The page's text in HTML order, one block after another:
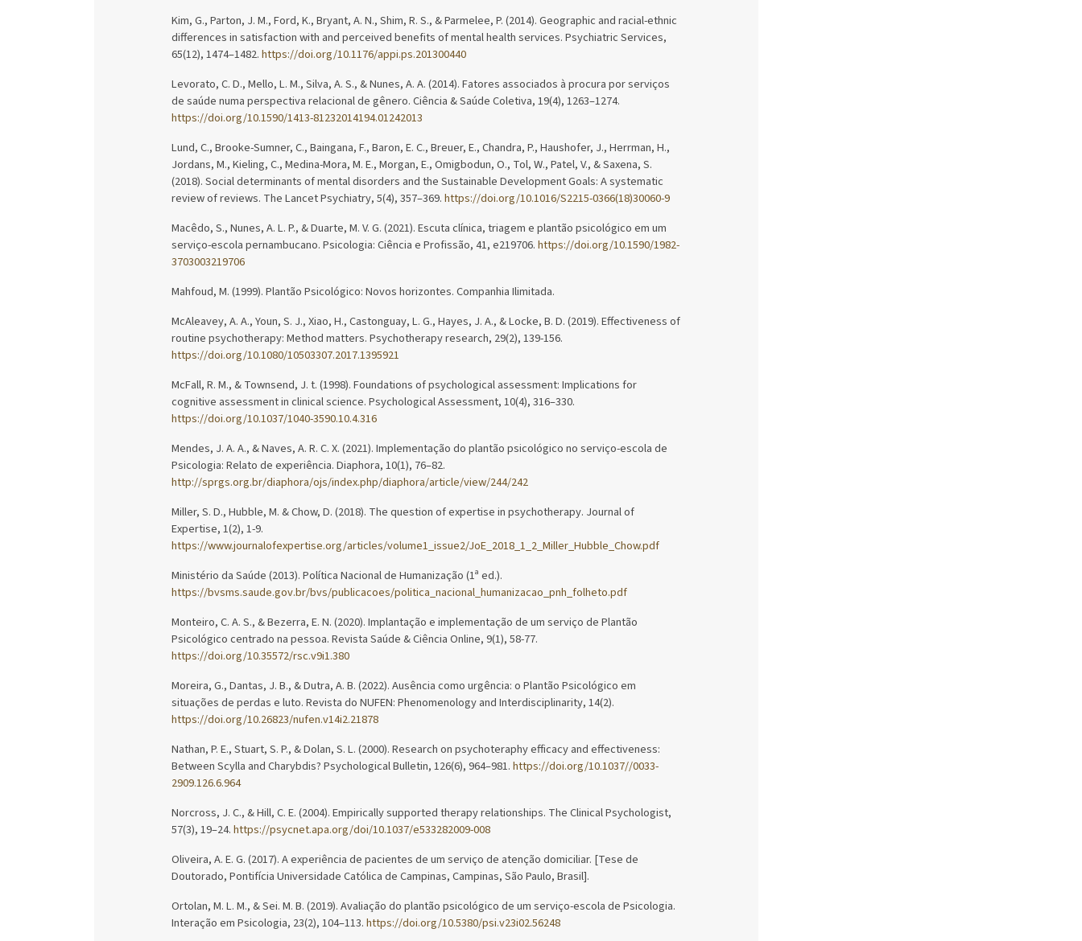
Kim, G., Parton, J. M., Ford, K., Bryant, A. N., Shim, R. S., & Parmelee, P. (2014). Geographic and racial-ethnic
differences in satisfaction with and perceived benefits of mental health services. Psychiatric Services,
65(12), 1474–1482.https://doi.org/10.1176/appi.ps.201300440
Levorato, C. D., Mello, L. M., Silva, A. S., & Nunes, A. A. (2014). Fatores associados à procura por serviços
de saúde numa perspectiva relacional de gênero. Ciência & Saúde Coletiva, 19(4), 1263–1274.
https://doi.org/10.1590/1413-81232014194.01242013
Lund, C., Brooke-Sumner, C., Baingana, F., Baron, E. C., Breuer, E., Chandra, P., Haushofer, J., Herrman, H.,
Jordans, M., Kieling, C., Medina-Mora, M. E., Morgan, E., Omigbodun, O., Tol, W., Patel, V., & Saxena, S.
(2018). Social determinants of mental disorders and the Sustainable Development Goals: A systematic
review of reviews. The Lancet Psychiatry, 5(4), 357–369.https://doi.org/10.1016/S2215-0366(18)30060-9
Macêdo, S., Nunes, A. L. P., & Duarte, M. V. G. (2021). Escuta clínica, triagem e plantão psicológico em um
serviço-escola pernambucano. Psicologia: Ciência e Profissão, 41, e219706.https://doi.org/10.1590/1982-
3703003219706
Mahfoud, M. (1999). Plantão Psicológico: Novos horizontes. Companhia Ilimitada.
McAleavey, A. A., Youn, S. J., Xiao, H., Castonguay, L. G., Hayes, J. A., & Locke, B. D. (2019). Effectiveness of
routine psychotherapy: Method matters. Psychotherapy research, 29(2), 139-156.
https://doi.org/10.1080/10503307.2017.1395921
McFall, R. M., & Townsend, J. t. (1998). Foundations of psychological assessment: Implications for
cognitive assessment in clinical science. Psychological Assessment, 10(4), 316–330.
https://doi.org/10.1037/1040-3590.10.4.316
Mendes, J. A. A., & Naves, A. R. C. X. (2021). Implementação do plantão psicológico no serviço-escola de
Psicologia: Relato de experiência. Diaphora, 10(1), 76–82.
http://sprgs.org.br/diaphora/ojs/index.php/diaphora/article/view/244/242
Miller, S. D., Hubble, M. & Chow, D. (2018). The question of expertise in psychotherapy. Journal of
Expertise, 1(2), 1-9.
https://www.journalofexpertise.org/articles/volume1_issue2/JoE_2018_1_2_Miller_Hubble_Chow.pdf
Ministério da Saúde (2013). Política Nacional de Humanização (1ª ed.).
https://bvsms.saude.gov.br/bvs/publicacoes/politica_nacional_humanizacao_pnh_folheto.pdf
Monteiro, C. A. S., & Bezerra, E. N. (2020). Implantação e implementação de um serviço de Plantão
Psicológico centrado na pessoa. Revista Saúde & Ciência Online, 9(1), 58-77.
https://doi.org/10.35572/rsc.v9i1.380
Moreira, G., Dantas, J. B., & Dutra, A. B. (2022). Ausência como urgência: o Plantão Psicológico em
situações de perdas e luto. Revista do NUFEN: Phenomenology and Interdisciplinarity, 14(2).
https://doi.org/10.26823/nufen.v14i2.21878
Nathan, P. E., Stuart, S. P., & Dolan, S. L. (2000). Research on psychoteraphy efficacy and effectiveness:
Between Scylla and Charybdis? Psychological Bulletin, 126(6), 964–981.https://doi.org/10.1037//0033-
2909.126.6.964
Norcross, J. C., & Hill, C. E. (2004). Empirically supported therapy relationships. The Clinical Psychologist,
57(3), 19–24.https://psycnet.apa.org/doi/10.1037/e533282009-008
Oliveira, A. E. G. (2017). A experiência de pacientes de um serviço de atenção domiciliar. [Tese de
Doutorado, Pontifícia Universidade Católica de Campinas, Campinas, São Paulo, Brasil].
Ortolan, M. L. M., & Sei. M. B. (2019). Avaliação do plantão psicológico de um serviço-escola de Psicologia.
Interação em Psicologia, 23(2), 104–113.https://doi.org/10.5380/psi.v23i02.56248